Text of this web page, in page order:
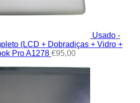
Usado -
(LCD + Dobradiças + Vidro +
Pro A1278 €95,00